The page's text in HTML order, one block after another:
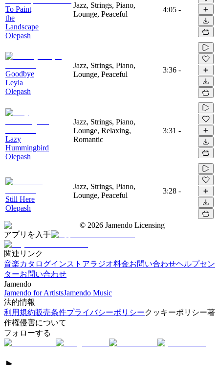
To Paint
the
Landscape
Olepash
Jazz, Strings, Piano,
Lounge, Peaceful
4:05 -
Goodbye
Leyla
Olepash
Jazz, Strings, Piano,
Lounge, Peaceful
3:36 -
Lazy
Hummingbird
Olepash
Jazz, Strings, Piano,
Lounge, Relaxing,
Romantic
3:31 -
Still Here
Olepash
Jazz, Strings, Piano,
Lounge, Peaceful
3:28 -
© 2026 Jamendo Licensing
アプリを入手
関連リンク
音楽カタログインストアラジオ料金お問い合わせヘルプセン
ターお問い合わせ
Jamendo
Jamendo for ArtistsJamendo Music
法的情報
利用規約販売条件プライバシーポリシークッキーポリシー著
作権侵害について
フォローする